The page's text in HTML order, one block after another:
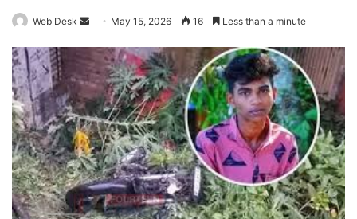
Web Desk
Send
email
May 15, 2026 16 Less than a minute